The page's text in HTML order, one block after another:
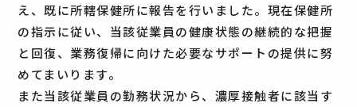
え、既に所轄保健所に報告を行いました。現在保健所
の指示に従い、当該従業員の健康状態の継続的な把握
と回復、業務復帰に向けた必要なサポートの提供に努
めてまいります。
また当該従業員の勤務状況から、濃厚接触者に該当す